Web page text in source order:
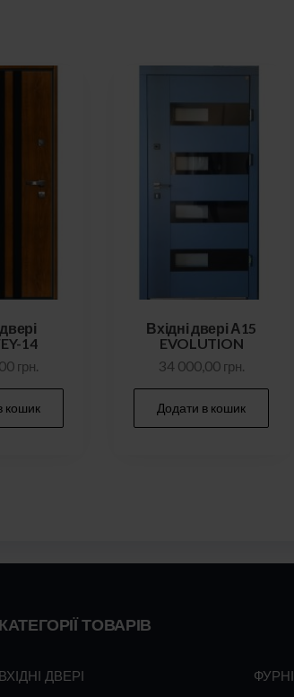
14
грн.
кошик
Вхідні двері А15
EVOLUTION
34 000,00 грн.
Додати в кошик
КАТЕГОРІЇ ТОВАРІВ
ВХІДНІ ДВЕРІ